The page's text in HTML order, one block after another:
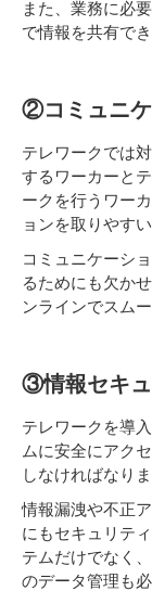
また、業務に必
で情報を共有で
②コミュニ
テレワークでは
するワーカーと
ークを行うワー
ョンを取りやす
コミュニケーシ
るためにも欠か
ンラインでスム
③情報セキ
テレワークを導
ムに安全にアク
しなければなりま
情報漏洩や不正
にもセキュリテ
テムだけでなく
のデータ管理も必